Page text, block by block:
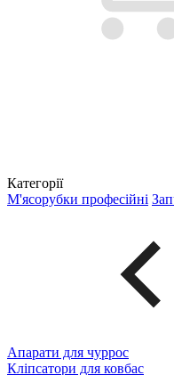
Категорії
М'ясорубки професійні
Апарати для чуррос
Кліпсатори для ковбас